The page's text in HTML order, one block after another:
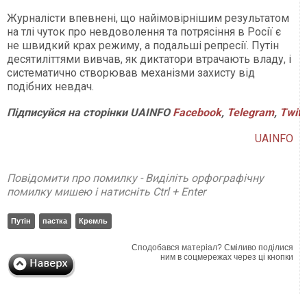
Журналісти впевнені, що найімовірнішим результатом
на тлі чуток про невдоволення та потрясіння в Росії є
не швидкий крах режиму, а подальші репресії. Путін
десятиліттями вивчав, як диктатори втрачають владу, і
систематично створював механізми захисту від
подібних невдач.
ПідписуйсянасторінкиUAINFO Facebook, Telegram,
UAINFO
Повідомити про помилку - Виділіть орфографічну
помилку мишею і натисніть Ctrl + Enter
Путін пастка Кремль
Сподобався матеріал? Сміливо поділися
ним в соцмережах через ці кнопки